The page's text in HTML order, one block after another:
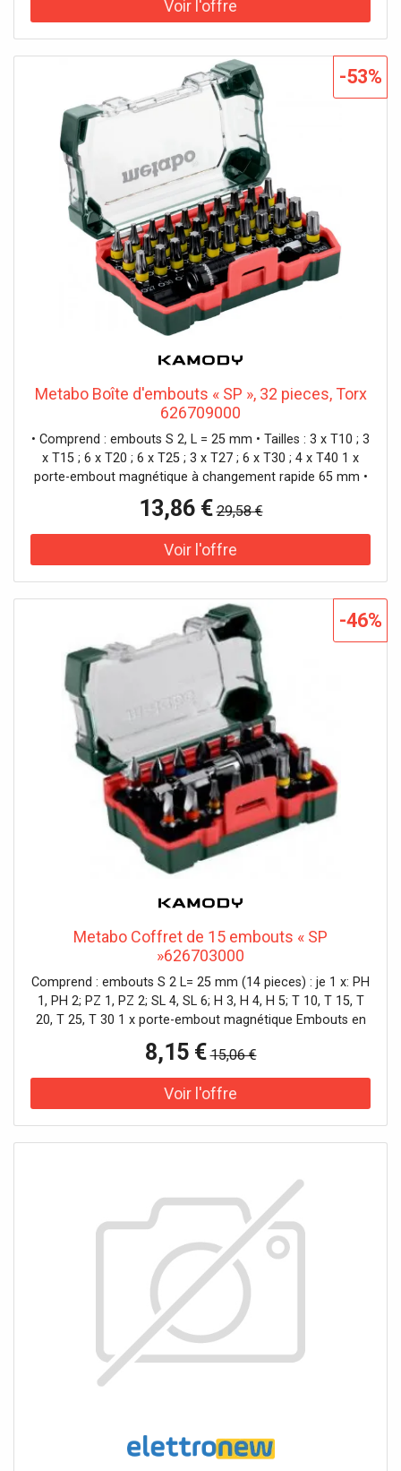
Metabo Boîte d'embouts « SP », 32 pieces, Torx
626709000
• Comprend : embouts S 2, L = 25 mm • Tailles : 3 x T10 ; 3
x T15 ; 6 x T20 ; 6 x T25 ; 3 x T27 ; 6 x T30 ; 4 x T40 1 x
porte-embout magnétique à changement rapide 65 mm •
Embouts en acier chrome vanadium (qualité S2) ;
embouts avec code couleur : pour trouver rapidement et
facilement l'embout adéquat ; coffret robuste de qualité
supérieure avec design spécial Metabo>
13,86 € 29,58 €
-53%
Metabo Coffret de 15 embouts « SP
»626703000
Comprend : embouts S 2 L= 25 mm (14 pieces) : je 1 x: PH
1, PH 2; PZ 1, PZ 2; SL 4, SL 6; H 3, H 4, H 5; T 10, T 15, T
20, T 25, T 30 1 x porte-embout magnétique Embouts en
couleur : pour trouver rapidement et facilement l'embout
adéquat ; adaptateur magnétique a changement rapide ;
coffret robuste et de qualité supérieure avec design
spécial Metabo ; suspension Euro amovible Photo
8,15 € 15,06 €
-46%